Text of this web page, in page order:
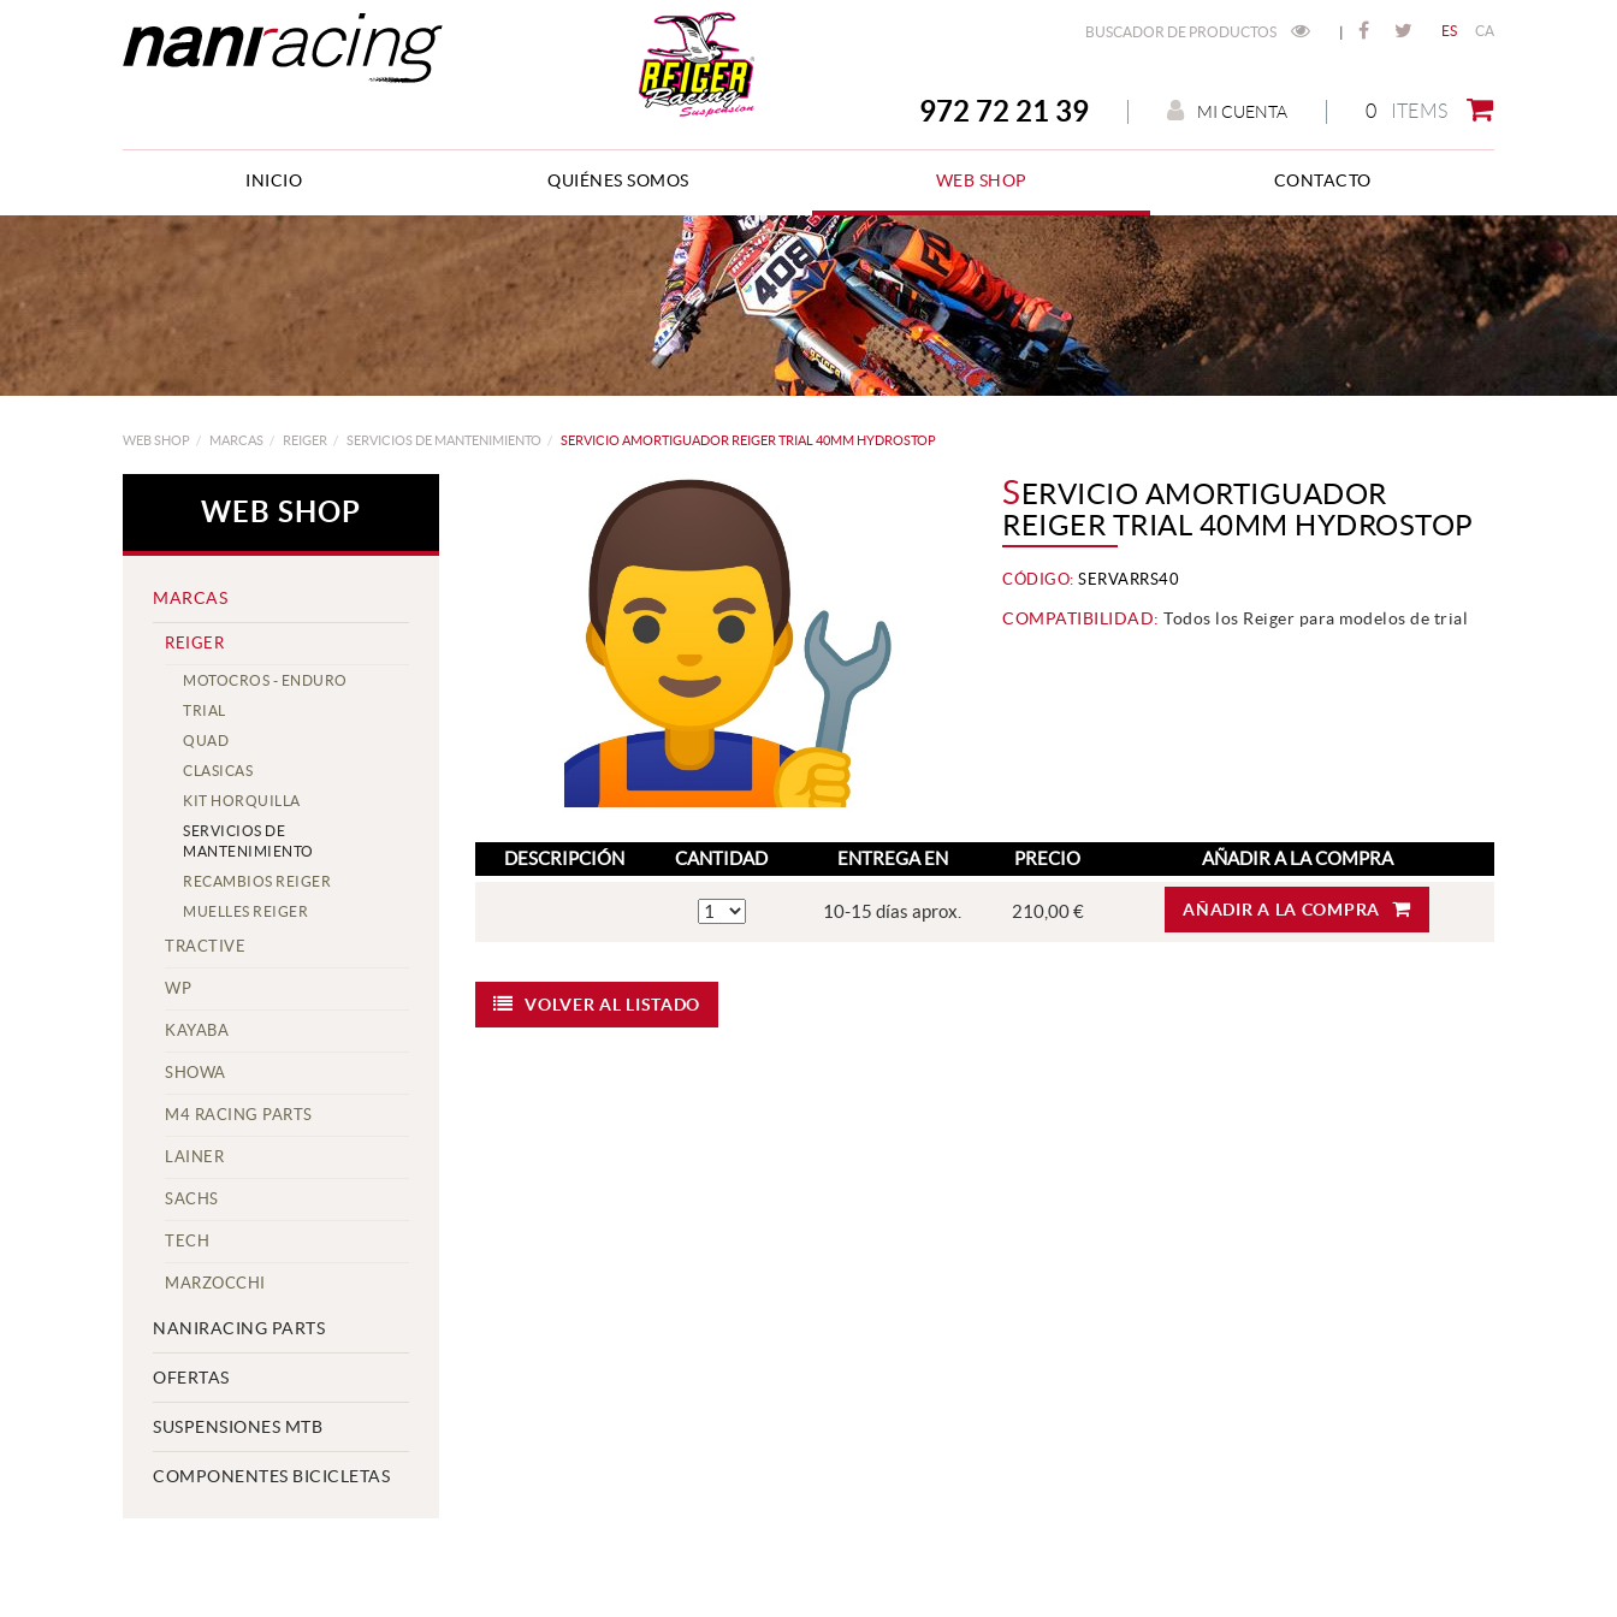
ES CA
BUSCADOR DE PRODUCTOS |
0 ITEMS
MI CUENTA
972 72 21 39
INICIO QUIÉNES SOMOS WEB SHOP CONTACTO
WEB SHOP MARCAS REIGER SERVICIOS DE MANTENIMIENTO SERVICIO AMORTIGUADOR REIGER TRIAL 40MM HYDROSTOP
WEB SHOP
MARCAS
REIGER
MOTOCROS - ENDURO
TRIAL
QUAD
CLASICAS
KIT HORQUILLA
SERVICIOS DE
MANTENIMIENTO
RECAMBIOS REIGER
MUELLES REIGER
TRACTIVE
WP
KAYABA
SHOWA
M4 RACING PARTS
LAINER
SACHS
TECH
MARZOCCHI
NANIRACING PARTS
OFERTAS
SUSPENSIONES MTB
COMPONENTES BICICLETAS
SERVICIO AMORTIGUADOR
REIGER TRIAL 40MM HYDROSTOP
CÓDIGO: SERVARRS40
COMPATIBILIDAD: Todos los Reiger para modelos de trial
DESCRIPCIÓN CANTIDAD ENTREGA EN PRECIO AÑADIR A LA COMPRA
10-15 días aprox. 210,00 € AÑADIR A LA COMPRA
VOLVER AL LISTADO